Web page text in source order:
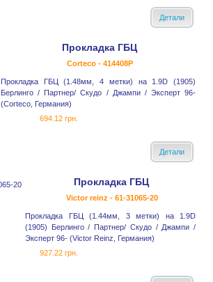
Детали
Прокладка ГБЦ
Corteco - 414408P
Прокладка ГБЦ (1.48мм, 4 метки) на 1.9D (1905)
Берлинго / Партнер/ Скудо / Джампи / Эксперт 96-
(Corteco, Германия)
694.12 грн.
Детали
Прокладка ГБЦ
Victor reinz - 61-31065-20
Прокладка ГБЦ (1.44мм, 3 метки) на 1.9D
(1905) Берлинго / Партнер/ Скудо / Джампи /
Эксперт 96- (Victor Reinz, Германия)
927.22 грн.